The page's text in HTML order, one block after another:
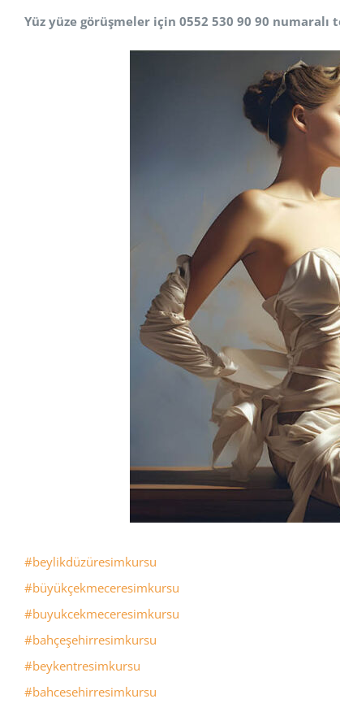
Yüz yüze görüşmeler için 0552 530 90 90
#beylikdüzüresimkursu
#büyükçekmeceresimkursu
#buyukcekmeceresimkursu
#bahçeşehirresimkursu
#beykentresimkursu
#bahcesehirresimkursu